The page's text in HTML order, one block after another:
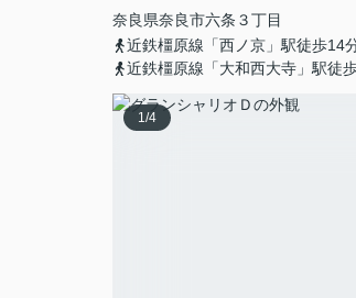
奈良県奈良市六条 ３丁目
近鉄橿原線「西ノ京」駅徒歩14
近鉄橿原線「大和西大寺」駅徒
1 /4